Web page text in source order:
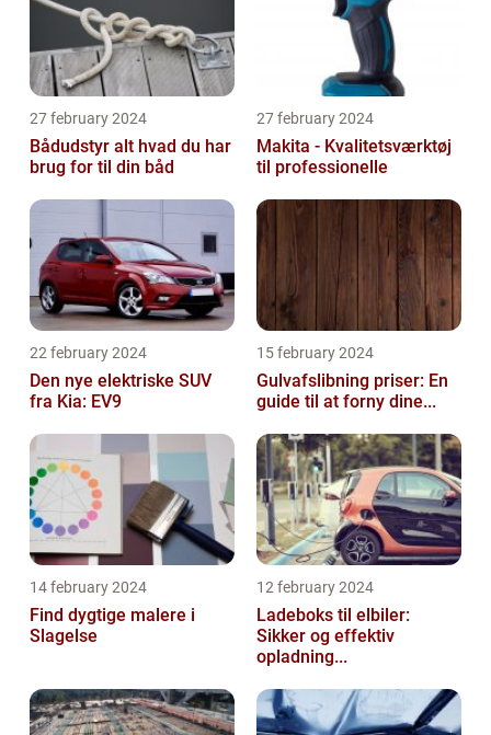
27 february 2024
Bådudstyr alt hvad du har
brug for til din båd
27 february 2024
Makita - Kvalitetsværktøj
til professionelle
22 february 2024
Den nye elektriske SUV
fra Kia: EV9
15 february 2024
Gulvafslibning priser: En
guide til at forny dine...
14 february 2024
Find dygtige malere i
Slagelse
12 february 2024
Ladeboks til elbiler:
Sikker og effektiv
opladning...